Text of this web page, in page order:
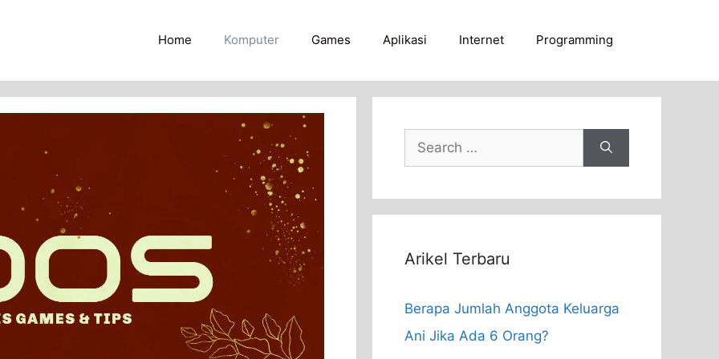
Home Komputer Games Aplikasi Internet Programming
Search
for:
Arikel Terbaru
Berapa Jumlah Anggota Keluarga
Ani Jika Ada 6 Orang?